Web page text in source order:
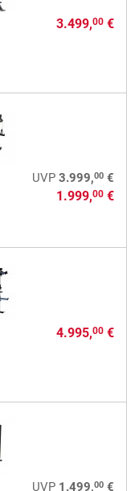
3.499,00€
UVP 3.999,00€
1.999,00€
4.995,00€
UVP 1.499,00€